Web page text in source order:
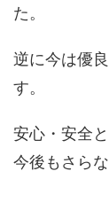
た。
逆に今は優
す。
安心・安全
今後もさら